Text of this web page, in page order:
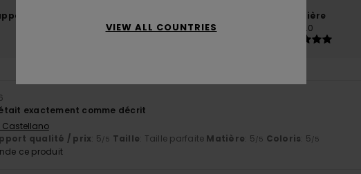
qualité / prix
Matière
5.0
exactement comme décrit
qualité / prix: 5/5 Taille: Taille parfaite Matière: 5/5 Coloris: 5/5
ce produit
VIEW ALL COUNTRIES